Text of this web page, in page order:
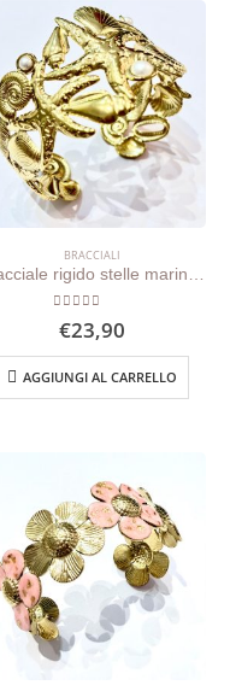
BRACCIALI
out of 5
€23,90
AGGIUNGI AL CARRELLO